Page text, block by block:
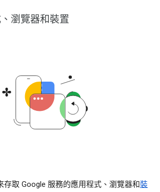
瀏覽器和裝置
存取 Google 服務的應用程式、瀏覽器和裝